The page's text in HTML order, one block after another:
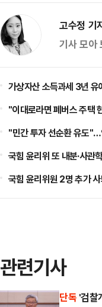
고수정
기사 모아
가상자산 소득과세 3년
"이대로라면 폐버스 주택
​"민간 투자 선순환 유도"…
국힘 윤리위 또 내분·사관
국힘 윤리위원 2명 추가
관련기사
단독 '검찰